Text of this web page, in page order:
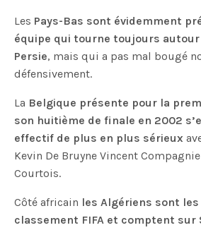
Les Pays-Bas sont évidemment
équipe qui tourne toujours autour
Persie, mais qui a pas mal bougé
défensivement.
La Belgique présente pour la
son huitième de finale en 2002
effectif de plus en plus sérieux
Kevin De Bruyne Vincent
Courtois.
Côté africain les Algériens sont
classement FIFA et comptent sur